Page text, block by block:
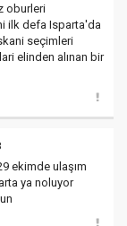
oburleri
ilk defa Isparta'da
seçimleri
elinden alınan bir
ekimde ulaşım
ya noluyor